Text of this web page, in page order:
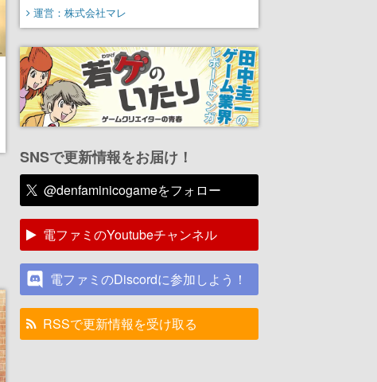
運営：株式会社マレ
SNSで更新情報をお届け！
@denfaminicogameをフォロー
電ファミのYoutubeチャンネル
電ファミのDiscordに参加しよう！
RSSで更新情報を受け取る